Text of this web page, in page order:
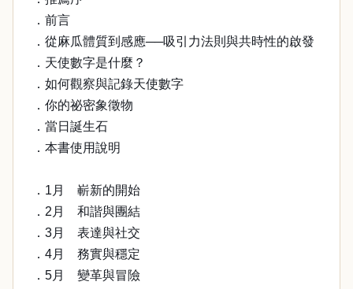
．前言
．從麻瓜體質到感應──吸引力法則與共時性的啟發
．天使數字是什麼？
．如何觀察與記錄天使數字
．你的祕密象徵物
．當日誕生石
．本書使用說明
．1月 嶄新的開始
．2月 和諧與團結
．3月 表達與社交
．4月 務實與穩定
．5月 變革與冒險